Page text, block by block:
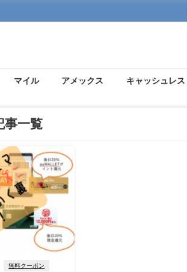
マイル アメックス キャッシュレス
事一覧
無料クーポン